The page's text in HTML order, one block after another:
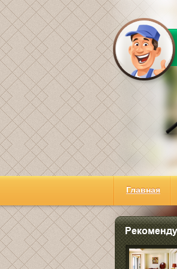
Главная